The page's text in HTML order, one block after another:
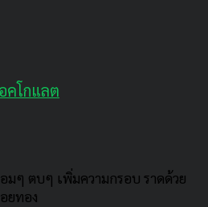
มๆ ตบๆ เพิ่มความกรอบ ราดด้วย
ยทอง